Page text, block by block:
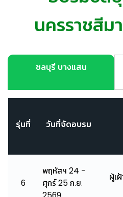
ชลบุรี บางแสน
รุ่นที่ วันที่จัดอบรม
6
พฤหัสฯ 24 -
ศุกร์ 25 ก.ย.
ผู้เ